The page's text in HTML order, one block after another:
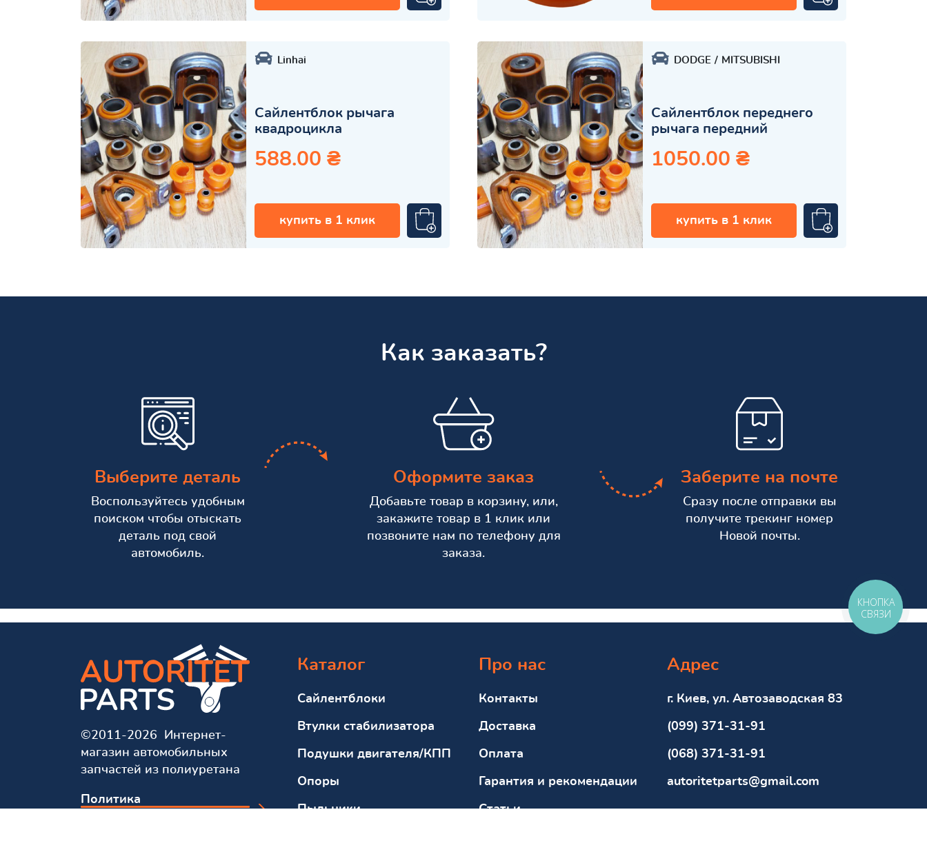
Linhai
Сайлентблок рычага
квадроцикла
588.00 ₴
купить в 1 клик
DODGE MITSUBISHI
Сайлентблок переднего
рычага передний
1050.00 ₴
купить в 1 клик
Как заказать?
Выберите деталь
Воспользуйтесь удобным
поиском чтобы отыскать
деталь под свой
автомобиль.
Оформите заказ
Добавьте товар в корзину, или,
закажите товар в 1 клик или
позвоните нам по телефону для
заказа.
Заберите на почте
Сразу после отправки вы
получите трекинг номер
Новой почты.
©2011-2026 Интернет-
магазин автомобильных
запчастей из полиуретана
Политика
Каталог
Сайлентблоки
Втулки стабилизатора
Подушки двигателя/КПП
Опоры
Пыльники
Про нас
Контакты
Доставка
Оплата
Гарантия и рекомендации
Статьи
Адрес
г. Киев, ул. Автозаводская 83
(099) 371-31-91
(068) 371-31-91
autoritetparts@gmail.com
КНОПКА
СВЯЗИ